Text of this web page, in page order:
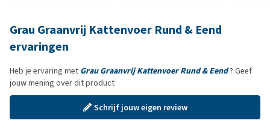
Grau Graanvrij Kattenvoer Rund & Eend
ervaringen
Heb je ervaring met Grau Graanvrij Kattenvoer Rund & Eend? Geef
jouw mening over dit product
Schrijf jouw eigen review